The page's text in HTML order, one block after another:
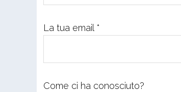
La tua email *
Come ci ha conosciuto?